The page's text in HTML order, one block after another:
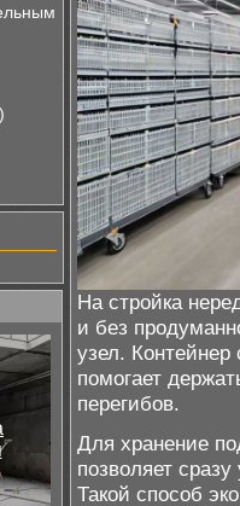
На стройка
и без
узел.
помогает
перегибов.
Для хранение
позволяет
Такой способ